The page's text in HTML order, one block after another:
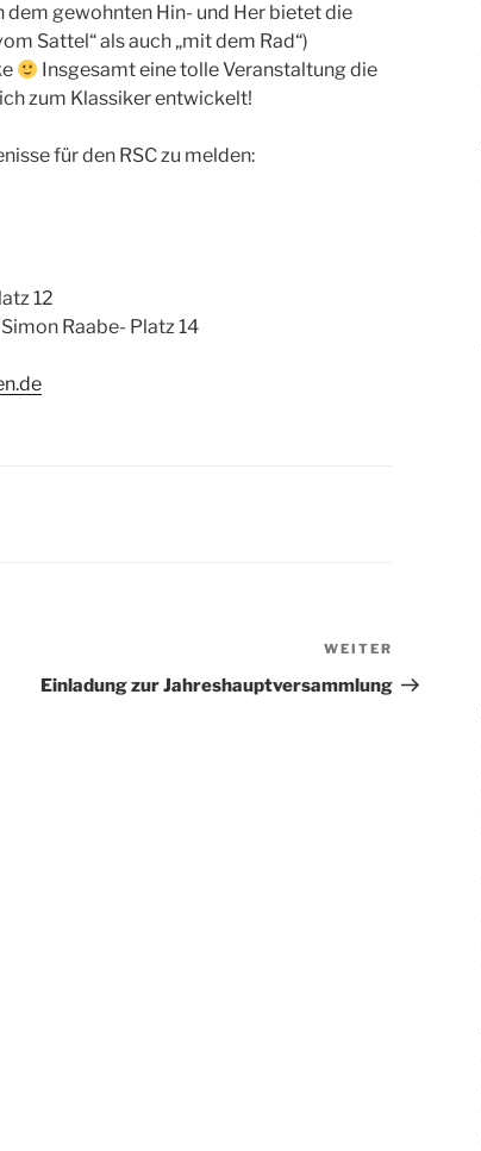
gewohnten Hin- und Her bietet die
Sattel“ als auch „mit dem Rad“)
Insgesamt eine tolle Veranstaltung die
zum Klassiker entwickelt!
für den RSC zu melden:
12
Raabe- Platz 14
Beitrag
WEITER
Einladung zur Jahreshauptversammlung